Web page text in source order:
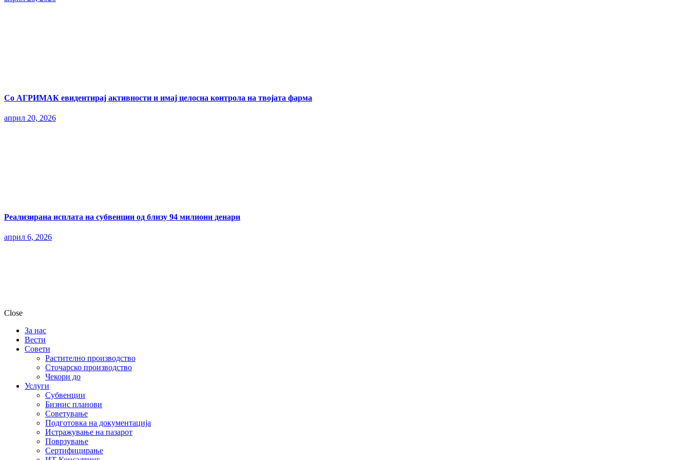
Со АГРИМАК евидентирај активности и имај целосна контрола на твојата фарма
април 20, 2026
Реализирана исплата на субвенции од близу 94 милиони денари
април 6, 2026
Close
За нас
Вести
Совети
Растително производство
Сточарско производство
Чекори до
Услуги
Субвенции
Бизнис планови
Советување
Подготовка на документација
Истражување на пазарот
Поврзување
Сертифицирање